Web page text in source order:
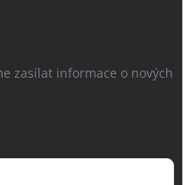
zasílat informace o nových